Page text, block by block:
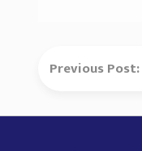
Previous Post: